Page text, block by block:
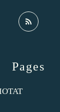
Pages